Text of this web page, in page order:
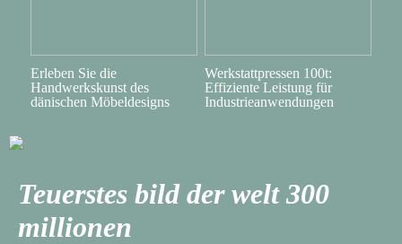
Erleben Sie die
Handwerkskunst des
dänischen Möbeldesigns
Werkstattpressen 100t:
Effiziente Leistung für
Industrieanwendungen
Teuerstes bild der welt 300
millionen